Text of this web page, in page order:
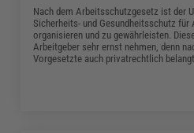
Nach dem Arbeitsschutzgesetz ist der
Sicherheits- und Gesundheitsschutz
organisieren und zu gewährleisten.
Arbeitgeber sehr ernst nehmen, denn
Vorgesetzte auch privatrechtlich belangt